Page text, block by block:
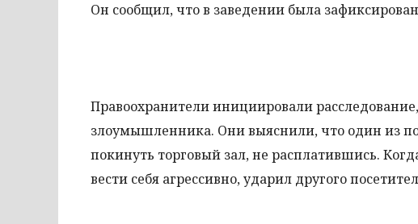
Он сообщил, что в заведении была
Правоохранители инициировали
злоумышленника. Они выяснили, что один из
покинуть торговый зал, не расплатившись.
вести себя агрессивно, ударил другого